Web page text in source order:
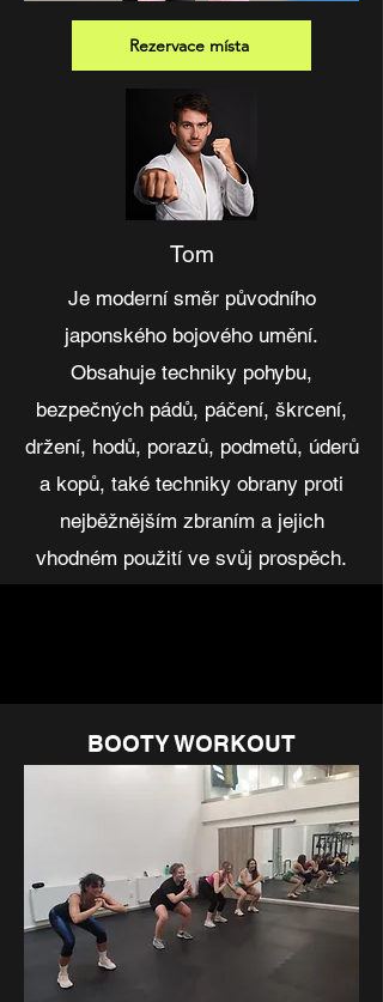
Rezervace místa
Tom
Je moderní směr původního
japonského bojového umění.
Obsahuje techniky pohybu,
bezpečných pádů, páčení, škrcení,
držení, hodů, porazů, podmetů, úderů
a kopů, také techniky obrany proti
nejběžnějším zbraním a jejich
vhodném použití ve svůj prospěch.
BOOTY WORKOUT